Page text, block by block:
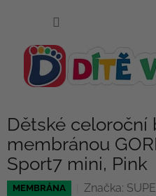
Dětské celoroční
membránou
Sport7 mini, Pink
MEMBRÁNA Značka: